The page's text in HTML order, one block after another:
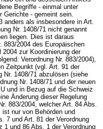
Begriffe - einmal unter
Gerichte - gemeint sein.
anders als insbesondere in Art.
Nr. 1408/71 nicht genannt
liegen. Dies ist daraus
883/2004 des Europäischen
zur Koordinierung der
Verordnung Nr. 883/2004),
Zeitpunkt (vgl. Art. 91 der
Nr. 1408/71 abzulösen (siehe
Nr. 1408/71 und der neuen
und in Bezug auf die Schweiz
Änderung dieser Regelung
883/2004, welcher Art. 84 Abs.
nur von Behörden und
7 und Art. 81 der Verordnung
1 und 86 Abs. 1 der Verordnung